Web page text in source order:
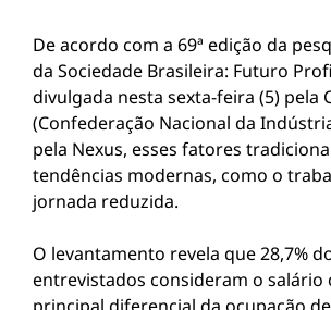
De acordo com a 69ª edição da
da Sociedade Brasileira: Futuro
divulgada nesta sexta-feira (5) pela
(Confederação Nacional da
pela Nexus, esses fatores
tendências modernas, como o
jornada reduzida.
O levantamento revela que 28,7%
entrevistados consideram o salário